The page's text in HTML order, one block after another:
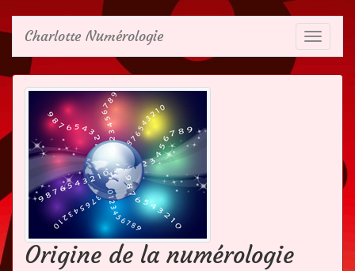
Afficher
le
menu
Charlotte Numérologie
Origine de la numérologie